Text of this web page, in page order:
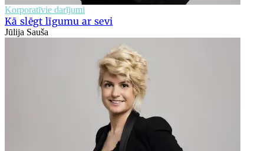
Korporatīvie darījumi
Kā slēgt līgumu ar sevi
Jūlija Sauša